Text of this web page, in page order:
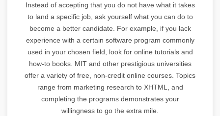
Instead of accepting that you do not have what it takes
to land a specific job, ask yourself what you can do to
become a better candidate. For example, if you lack
experience with a certain software program commonly
used in your chosen field, look for online tutorials and
how-to books. MIT and other prestigious universities
offer a variety of free, non-credit online courses. Topics
range from marketing research to XHTML, and
completing the programs demonstrates your
willingness to go the extra mile.